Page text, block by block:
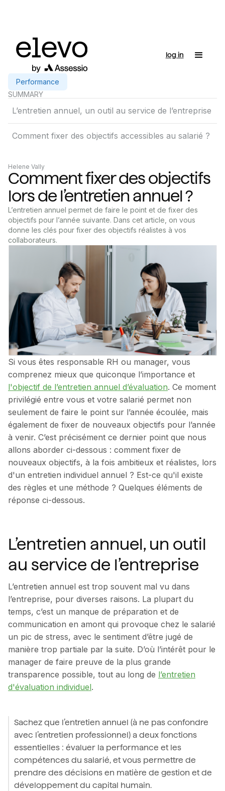
log in
Performance
SUMMARY
L’entretien annuel, un outil au service de l’entreprise
Comment fixer des objectifs accessibles au salarié ?
Helene Vally
Comment fixer des objectifs
lors de l’entretien annuel ?
L’entretien annuel permet de faire le point et de fixer des
objectifs pour l’année suivante. Dans cet article, on vous
donne les clés pour fixer des objectifs réalistes à vos
collaborateurs.
Si vous êtes responsable RH ou manager, vous
comprenez mieux que quiconque l’importance et
l'objectif de l’entretien annuel d’évaluation. Ce moment
privilégié entre vous et votre salarié permet non
seulement de faire le point sur l’année écoulée, mais
également de fixer de nouveaux objectifs pour l’année
à venir. C’est précisément ce dernier point que nous
allons aborder ci-dessous : comment fixer de
nouveaux objectifs, à la fois ambitieux et réalistes, lors
d'un entretien individuel annuel ? Est-ce qu'il existe
des règles et une méthode ? Quelques éléments de
réponse ci-dessous.
L’entretien annuel, un outil
au service de l’entreprise
L’entretien annuel est trop souvent mal vu dans
l’entreprise, pour diverses raisons. La plupart du
temps, c’est un manque de préparation et de
communication en amont qui provoque chez le salarié
un pic de stress, avec le sentiment d’être jugé de
manière trop partiale par la suite. D’où l’intérêt pour le
manager de faire preuve de la plus grande
transparence possible, tout au long de l’entretien
d'évaluation individuel.
Sachez que l’entretien annuel (à ne pas confondre
avec l’entretien professionnel) a deux fonctions
essentielles : évaluer la performance et les
compétences du salarié, et vous permettre de
prendre des décisions en matière de gestion et de
développement du capital humain.